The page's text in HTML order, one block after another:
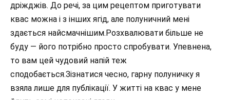
дріжджів. До речі, за цим рецептом приготувати
квас можна і з інших ягід, але полуничний мені
здається найсмачнішим.Розхвалювати більше не
буду — його потрібно просто спробувати. Упевнена,
то вам цей чудовий напій теж
сподобається.Зізнатися чесно, гарну полуничку я
взяла лише для публікації. У житті на квас у мене